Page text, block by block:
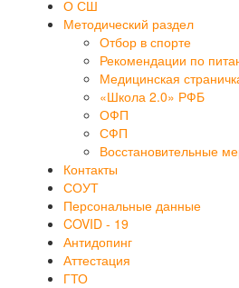
О СШ
Методический раздел
Отбор в спорте
Рекомендации по
Медицинская
«Школа 2.0» РФБ
ОФП
СФП
Восстановительные
Контакты
СОУТ
Персональные данные
COVID - 19
Антидопинг
Аттестация
ГТО